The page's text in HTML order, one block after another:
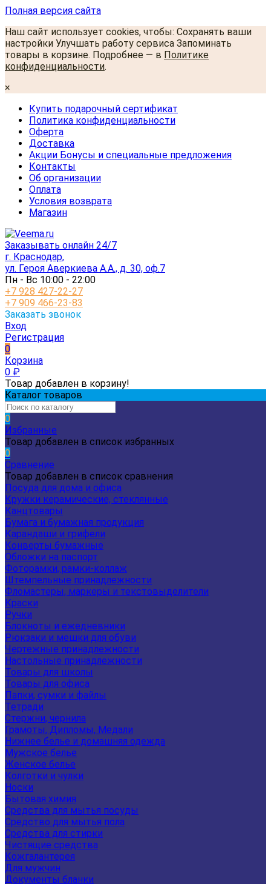
Полная версия сайта
Наш сайт использует cookies, чтобы: Сохранять ваши
настройки Улучшать работу сервиса Запоминать
товары в корзине. Подробнее — в Политике
конфиденциальности.
×
Купить подарочный сертификат
Политика конфиденциальности
Оферта
Доставка
Акции Бонусы и специальные предложения
Контакты
Об организации
Оплата
Условия возврата
Магазин
Заказывать онлайн 24/7
г. Краснодар,
ул. Героя Аверкиева А.А., д. 30, оф.7
Пн - Вс 10:00 - 22:00
+7 928 427-22-27
+7 909 466-23-83
Заказать звонок
Вход
Регистрация
0
Корзина
0 ₽
Товар добавлен в корзину!
Каталог товаров
0
Избранные
Товар добавлен в список избранных
0
Сравнение
Товар добавлен в список сравнения
Посуда для дома и офиса
Кружки керамические, стеклянные
Канцтовары
Бумага и бумажная продукция
Карандаши и грифели
Конверты бумажные
Обложки на паспорт
Фоторамки, рамки-коллаж
Штемпельные принадлежности
Фломастеры, маркеры и текстовыделители
Краски
Ручки
Блокноты и ежедневники
Рюкзаки и мешки для обуви
Чертежные принадлежности
Настольные принадлежности
Товары для школы
Товары для офиса
Папки, сумки и файлы
Тетради
Стержни, чернила
Грамоты, Дипломы, Медали
Нижнее белье и домашняя одежда
Мужское белье
Женское белье
Колготки и чулки
Носки
Бытовая химия
Средства для мытья посуды
Средство для мытья пола
Средства для стирки
Чистящие средства
Кожгалантерея
Для мужчин
Документы бланки